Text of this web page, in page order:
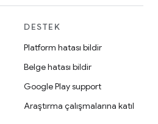
DESTEK
Platform hatası bildir
Belge hatası bildir
Google Play support
Araştırma çalışmalarına katıl